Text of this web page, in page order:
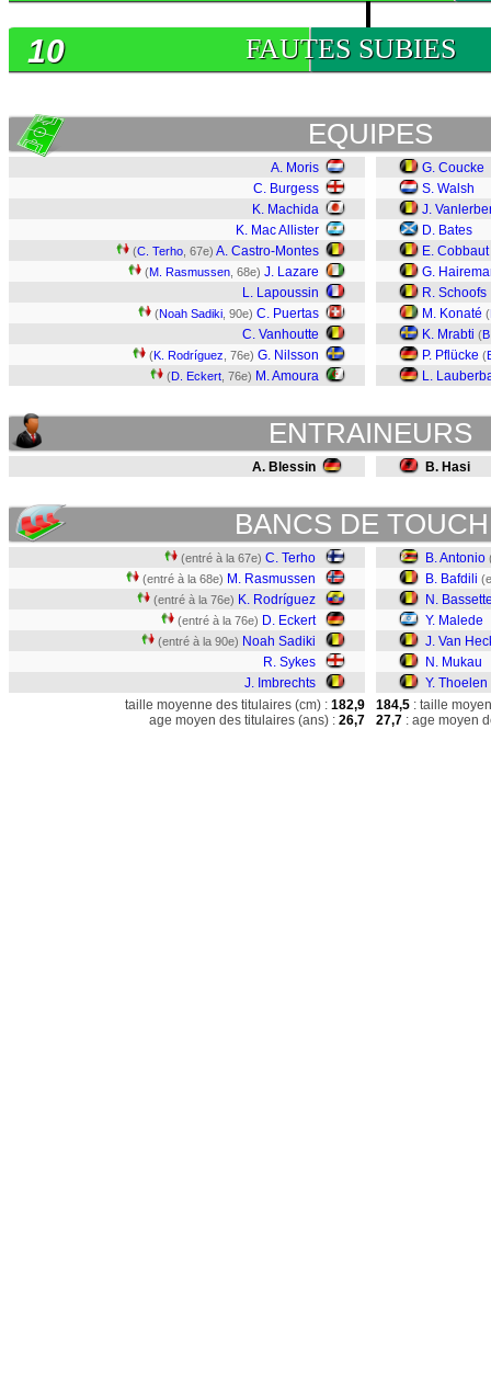
FAUTES SUBIES
10
EQUIPES
A. Moris
C. Burgess
K. Machida
K. Mac Allister
(C. Terho , 67e) A. Castro-Montes
(M. Rasmussen , 68e) J. Lazare
L. Lapoussin
(Noah Sadiki , 90e) C. Puertas
C. Vanhoutte
(K. Rodríguez , 76e) G. Nilsson
(D. Eckert , 76e) M. Amoura
G. Coucke
S. Walsh
J.
D. Bates
E. Cobbaut
G.
R. Schoofs
M. Konaté (
K. Mrabti (
P. Pflücke (
L.
ENTRAINEURS
A. Blessin B. Hasi
BANCS DE
(entré à la 67e) C. Terho
(entré à la 68e) M. Rasmussen
(entré à la 76e) K. Rodríguez
(entré à la 76e) D. Eckert
(entré à la 90e) Noah Sadiki
R. Sykes
J. Imbrechts
B. Antonio
B. Bafdili
N.
Y. Malede
J. Van
N. Mukau
Y. Thoelen
taille moyenne des titulaires (cm) : 182,9
age moyen des titulaires (ans) : 26,7
184,5 : taille
27,7 : age moyen